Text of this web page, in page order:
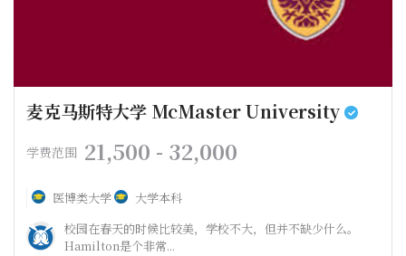
麦克马斯特大学 McMaster University
学费范围 21,500 - 32,000
医博类大学
大学本科
校园在春天的时候比较美，学校不大，但并不缺少什么。
Hamilton是个非常...